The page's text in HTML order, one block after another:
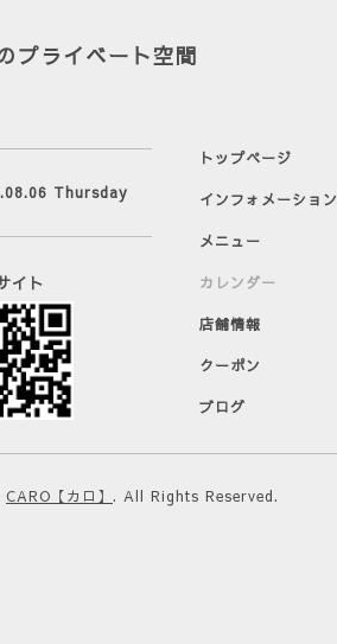
プライベート空間
トップページ
インフォメーション
メニュー
カレンダー
店舗情報
クーポン
ブログ
Thursday
イト
CARO【カロ】 . All Rights Reserved.